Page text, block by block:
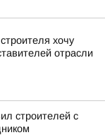
хочу
отрасли
строителей с